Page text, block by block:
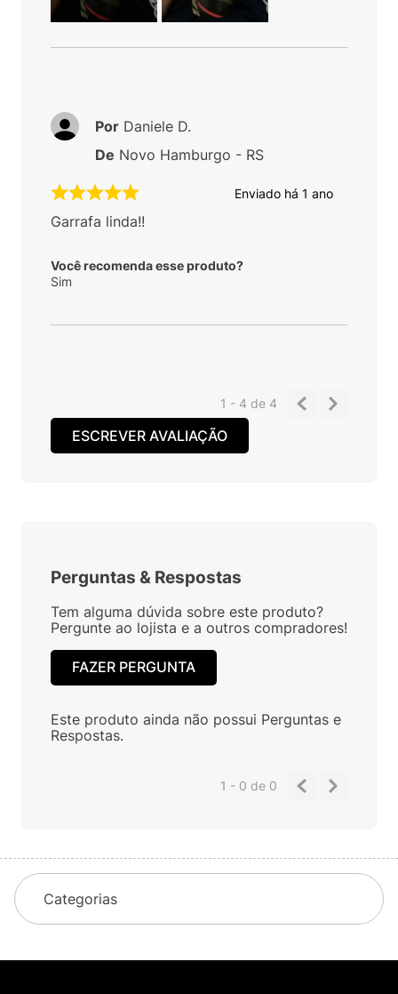
Enviado há 1 ano
Garrafa linda!!
Você recomenda esse produto?
Sim
Por Daniele D.
De Novo Hamburgo - RS
1 - 4de 4
ESCREVER AVALIAÇÃO
Perguntas & Respostas
Tem alguma dúvida sobre este produto?
Pergunte ao lojista e a outros compradores!
FAZER PERGUNTA
Este produto ainda não possui Perguntas e
Respostas.
1 - 0de 0
Categorias